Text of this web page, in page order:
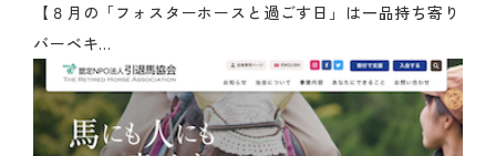
【８月の「フォスターホースと過ごす日」は一品持ち寄り
バーベキ...